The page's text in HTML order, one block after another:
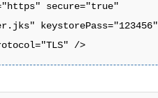
secure="true"
keystorePass="123456"
/>